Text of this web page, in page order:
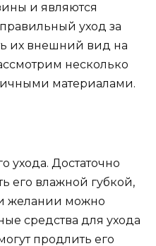
и являются
уход за
их внешний вид на
несколько
материалами.
ухода. Достаточно
его влажной губкой,
желании можно
средства для ухода
продлить его